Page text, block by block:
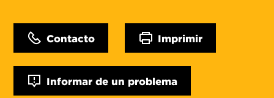
Contacto Imprimir
Informar de un problema